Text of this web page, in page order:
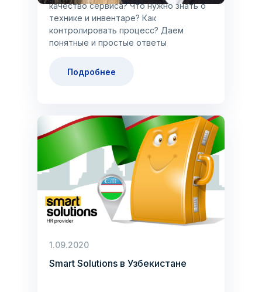
качество сервиса? Что нужно знать о
технике и инвентаре? Как
контролировать процесс? Даем
понятные и простые ответы
Подробнее
1.09.2020
Smart Solutions в Узбекистане